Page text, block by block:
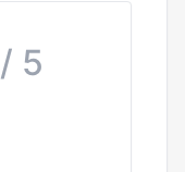
/ 5